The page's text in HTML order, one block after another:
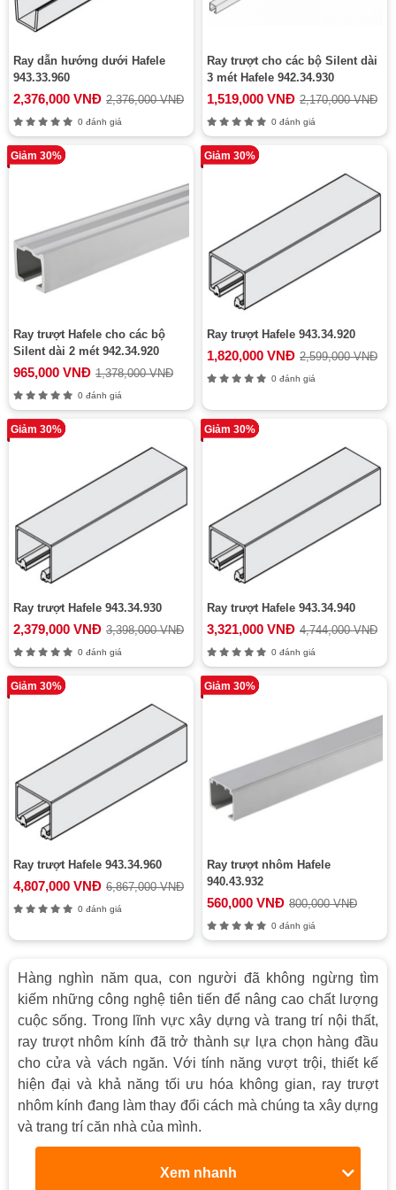
Ray dẫn hướng dưới Hafele
943.33.960
2,376,000 VNĐ 2,376,000 VNĐ
0 đánh giá
Ray trượt cho các bộ Silent dài
3 mét Hafele 942.34.930
1,519,000 VNĐ 2,170,000 VNĐ
0 đánh giá
Giảm 30%
Ray trượt Hafele cho các bộ
Silent dài 2 mét 942.34.920
965,000 VNĐ 1,378,000 VNĐ
0 đánh giá
Giảm 30%
Ray trượt Hafele 943.34.920
1,820,000 VNĐ 2,599,000 VNĐ
0 đánh giá
Giảm 30%
Ray trượt Hafele 943.34.930
2,379,000 VNĐ 3,398,000 VNĐ
0 đánh giá
Giảm 30%
Ray trượt Hafele 943.34.940
3,321,000 VNĐ 4,744,000 VNĐ
0 đánh giá
Giảm 30%
Ray trượt Hafele 943.34.960
4,807,000 VNĐ 6,867,000 VNĐ
0 đánh giá
Giảm 30%
Ray trượt nhôm Hafele
940.43.932
560,000 VNĐ 800,000 VNĐ
0 đánh giá
Hàng nghìn năm qua, con người đã không ngừng tìm
kiếm những công nghệ tiên tiến để nâng cao chất lượng
cuộc sống. Trong lĩnh vực xây dựng và trang trí nội thất,
ray trượt nhôm kính đã trở thành sự lựa chọn hàng đầu
cho cửa và vách ngăn. Với tính năng vượt trội, thiết kế
hiện đại và khả năng tối ưu hóa không gian, ray trượt
nhôm kính đang làm thay đổi cách mà chúng ta xây dựng
và trang trí căn nhà của mình.
Xem nhanh